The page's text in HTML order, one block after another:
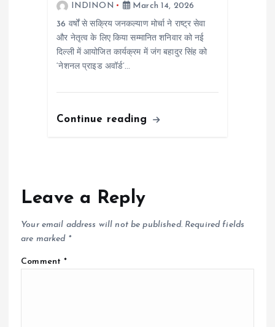
INDINON
March 14, 2026
36 वर्षों से सक्रिय जनकल्याण मोर्चा ने राष्ट्र सेवा
और नेतृत्व के लिए किया सम्मानित शनिवार को नई
दिल्ली में आयोजित कार्यक्रम में जंग बहादुर सिंह को
‘नेशनल प्राइड अवॉर्ड’…
Continue reading
Leave a Reply
Your email address will not be published. Required fields
are marked *
Comment*